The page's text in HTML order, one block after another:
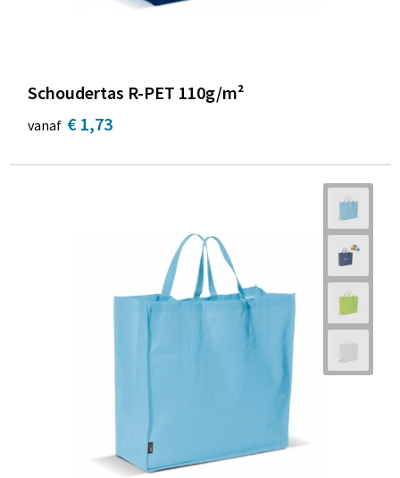
Schoudertas R-PET 110g/m²
vanaf € 1,73